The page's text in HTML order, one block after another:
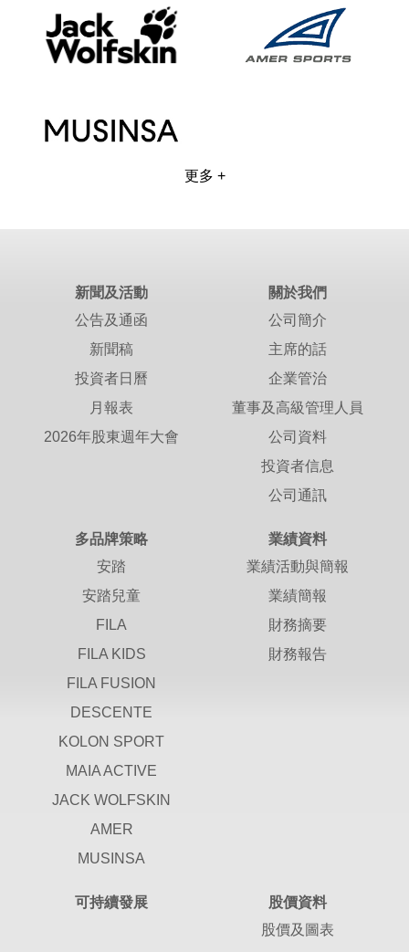
更多 +
新聞及活動
公告及通函
新聞稿
投資者日曆
月報表
2026年股東週年大會
關於我們
公司簡介
主席的話
企業管治
董事及高級管理人員
公司資料
投資者信息
公司通訊
多品牌策略
安踏
安踏兒童
FILA
FILA KIDS
FILA FUSION
DESCENTE
KOLON SPORT
MAIA ACTIVE
JACK WOLFSKIN
AMER
MUSINSA
業績資料
業績活動與簡報
業績簡報
財務摘要
財務報告
可持續發展
股價資料
股價及圖表